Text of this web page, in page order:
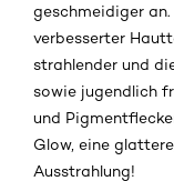
geschmeidiger
verbesserter
strahlender und
sowie jugendlich
und
Glow, eine
Ausstrahlung!